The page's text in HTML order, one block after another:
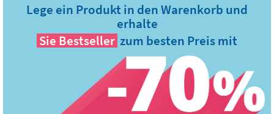
Lege ein Produkt in den Warenkorb und
erhalte
Sie Bestseller zum besten Preis mit